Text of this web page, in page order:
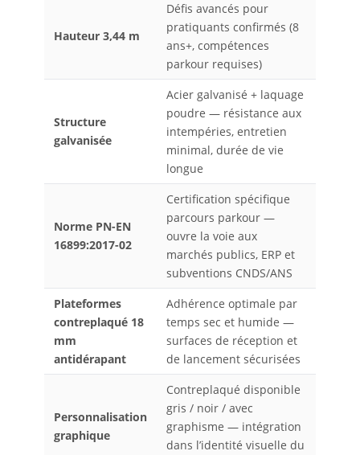
Hauteur 3,44 m
Défis avancés pour
pratiquants confirmés (8
ans+, compétences
parkour requises)
Structure
galvanisée
Acier galvanisé + laquage
poudre — résistance aux
intempéries, entretien
minimal, durée de vie
longue
Norme PN-EN
16899:2017-02
Certification spécifique
parcours parkour —
ouvre la voie aux
marchés publics, ERP et
subventions CNDS/ANS
Plateformes
contreplaqué 18
mm
antidérapant
Adhérence optimale par
temps sec et humide —
surfaces de réception et
de lancement sécurisées
Personnalisation
graphique
Contreplaqué disponible
gris / noir / avec
graphisme — intégration
dans l’identité visuelle du